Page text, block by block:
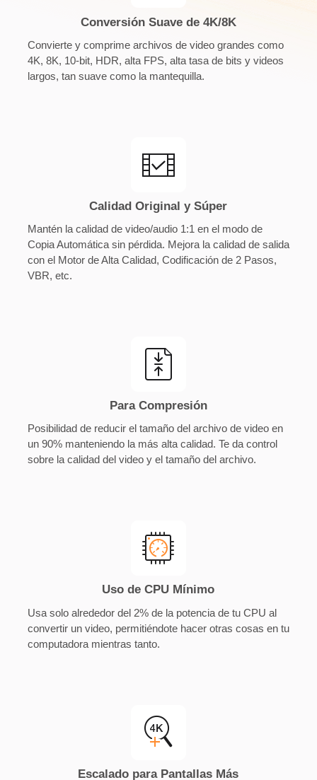
Conversión Suave de 4K/8K
Convierte y comprime archivos de video grandes como
4K, 8K, 10-bit, HDR, alta FPS, alta tasa de bits y videos
largos, tan suave como la mantequilla.
Calidad Original y Súper
Mantén la calidad de video/audio 1:1 en el modo de
Copia Automática sin pérdida. Mejora la calidad de salida
con el Motor de Alta Calidad, Codificación de 2 Pasos,
VBR, etc.
Para Compresión
Posibilidad de reducir el tamaño del archivo de video en
un 90% manteniendo la más alta calidad. Te da control
sobre la calidad del video y el tamaño del archivo.
Uso de CPU Mínimo
Usa solo alrededor del 2% de la potencia de tu CPU al
convertir un video, permitiéndote hacer otras cosas en tu
computadora mientras tanto.
Escalado para Pantallas Más